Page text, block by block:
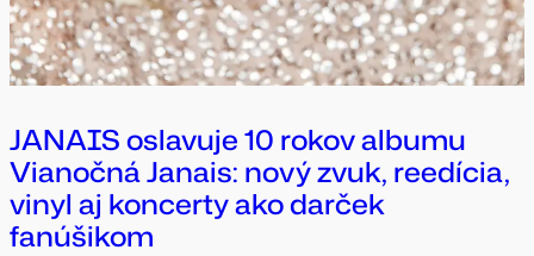
JANAIS oslavuje 10 rokov albumu
Vianočná Janais: nový zvuk, reedícia,
vinyl aj koncerty ako darček
fanúšikom